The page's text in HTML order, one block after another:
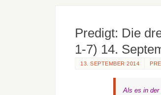
Predigt: Die
1-7) 14.
13. SEPTEMBER 2014
Als es in der